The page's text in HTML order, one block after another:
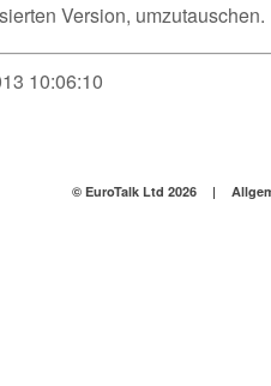
Version, umzutauschen.
10:06:10
© EuroTalk Ltd 2026 |